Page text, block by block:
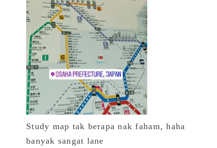
Study map tak berapa nak faham, haha
banyak sangat lane